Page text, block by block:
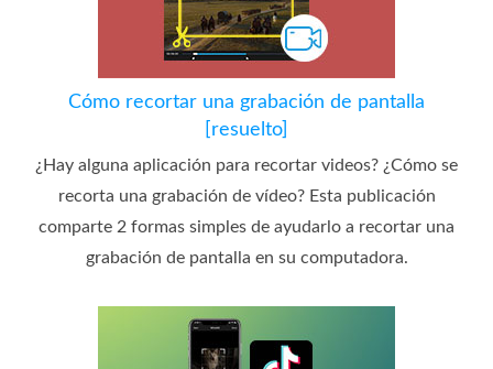
Cómo recortar una grabación de pantalla
[resuelto]
¿Hay alguna aplicación para recortar videos? ¿Cómo se
recorta una grabación de vídeo? Esta publicación
comparte 2 formas simples de ayudarlo a recortar una
grabación de pantalla en su computadora.